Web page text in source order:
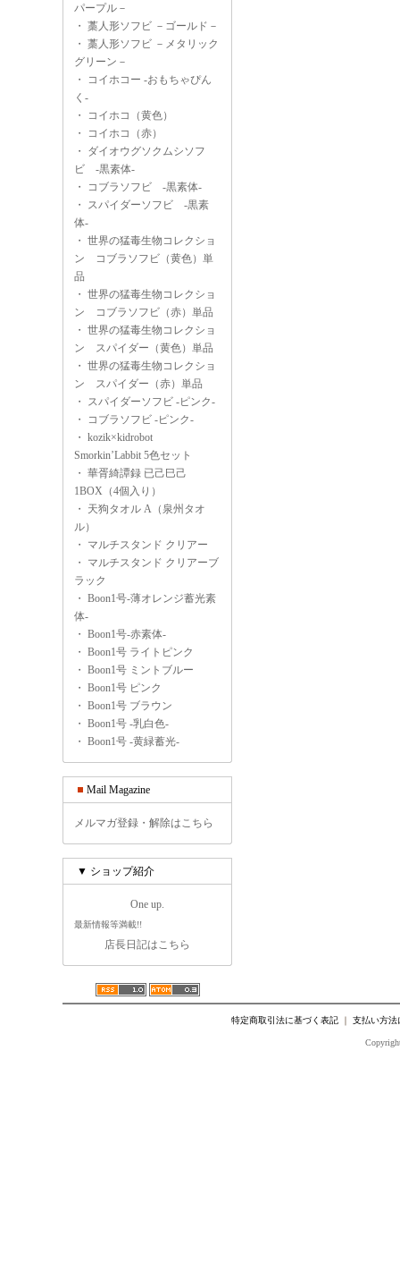
パープル－
・ 藁人形ソフビ －ゴールド－
・ 藁人形ソフビ －メタリック
グリーン－
・
コイホコー -おもちゃぴん
く-
・
コイホコ（黄色）
・
コイホコ（赤）
・ ダイオウグソクムシソフ
ビ -黒素体-
・
コブラソフビ -黒素体-
・ スパイダーソフビ -黒素
体-
・ 世界の猛毒生物コレクショ
ン コブラソフビ（黄色）単
品
・ 世界の猛毒生物コレクショ
ン コブラソフビ（赤）単品
・ 世界の猛毒生物コレクショ
ン スパイダー（黄色）単品
・ 世界の猛毒生物コレクショ
ン スパイダー（赤）単品
・ スパイダーソフビ -ピンク-
・
コブラソフビ -ピンク-
・ kozik×kidrobot
Smorkin’Labbit 5色セット
・ 華胥綺譚録 已己巳己
1BOX（4個入り）
・ 天狗タオル A（泉州タオ
ル）
・ マルチスタンド クリアー
・ マルチスタンド クリアーブ
ラック
・ Boon1号-薄オレンジ蓄光素
体-
・ Boon1号-赤素体-
・ Boon1号 ライトピンク
・ Boon1号 ミントブルー
・ Boon1号 ピンク
・ Boon1号 ブラウン
・ Boon1号 -乳白色-
・ Boon1号 -黄緑蓄光-
Mail Magazine
メルマガ登録・解除はこちら
▼ ショップ紹介
One up.
最新情報等満載!!
店長日記はこちら
特定商取引法に基づく表記｜ 支払い方法